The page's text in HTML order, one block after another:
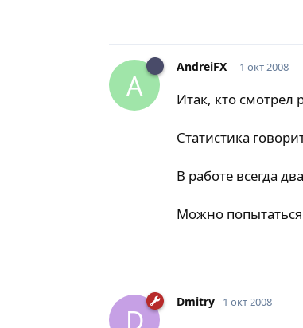
A
AndreiFX_ 1 окт 2008
Итак, кто смотрел
Статистика
В работе всегда
Можно попытаться
D
Dmitry 1 окт 2008